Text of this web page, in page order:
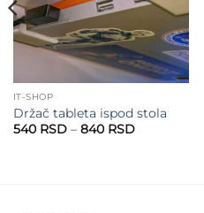
IT-SHOP
Držač tableta ispod stola
540 RSD – 840 RSDRaspon